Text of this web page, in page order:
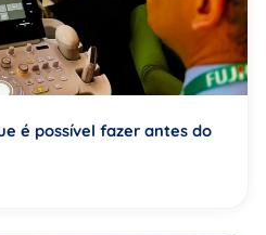
é possível fazer antes do